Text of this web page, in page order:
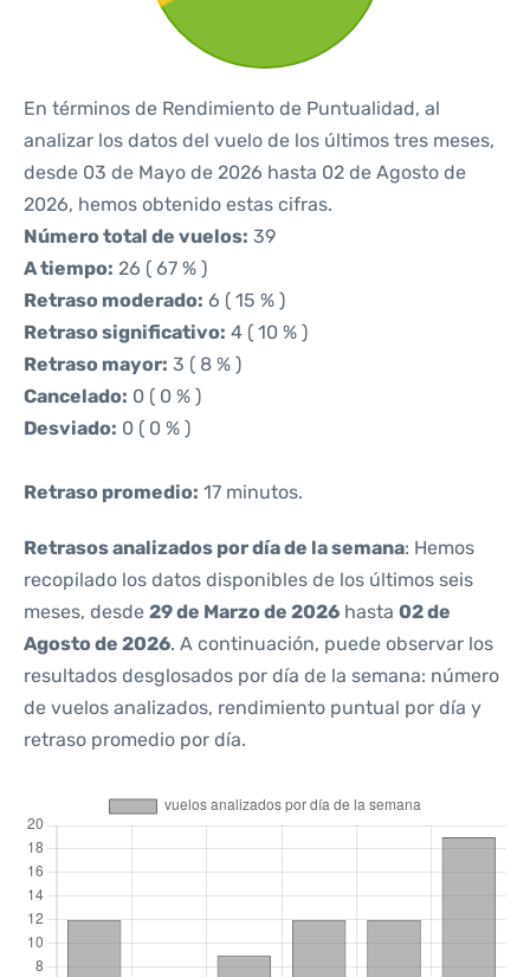
En términos de Rendimiento de Puntualidad, al
analizar los datos del vuelo de los últimos tres meses,
desde 03 de Mayo de 2026 hasta 02 de Agosto de
2026, hemos obtenido estas cifras.
Número total de vuelos: 39
A tiempo: 26 ( 67 % )
Retraso moderado: 6 ( 15 % )
Retraso significativo: 4 ( 10 % )
Retraso mayor: 3 ( 8 % )
Cancelado: 0 ( 0 % )
Desviado: 0 ( 0 % )
Retraso promedio: 17 minutos.
Retrasos analizados por día de la semana: Hemos
recopilado los datos disponibles de los últimos seis
meses, desde 29 de Marzo de 2026 hasta 02 de
Agosto de 2026. A continuación, puede observar los
resultados desglosados por día de la semana: número
de vuelos analizados, rendimiento puntual por día y
retraso promedio por día.